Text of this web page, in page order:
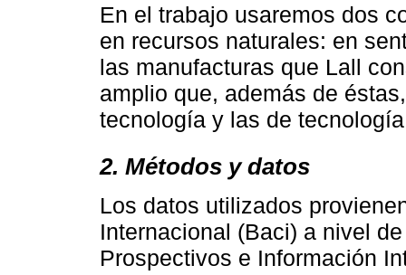
En el trabajo usaremos dos
en recursos naturales: en
las manufacturas que Lall
amplio que, además de
tecnología y las de
2. Métodos y datos
Los datos utilizados
Internacional (Baci) a nivel
Prospectivos e Información